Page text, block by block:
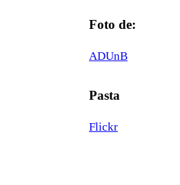
Foto de:
ADUnB
Pasta
Flickr